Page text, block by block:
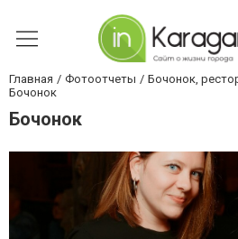
Главная Фотоотчеты
Бочонок,
Бочонок
Бочонок